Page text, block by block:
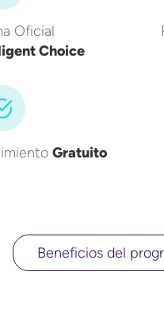
Oficial
Choice
Gratuito
Beneficios del